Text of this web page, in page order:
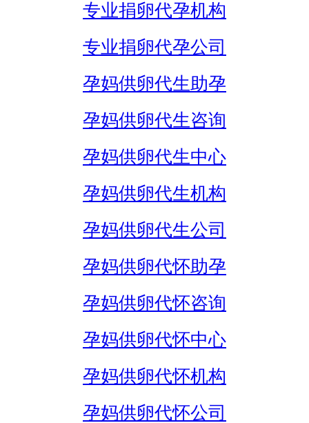
专业捐卵代孕机构
专业捐卵代孕公司
孕妈供卵代生助孕
孕妈供卵代生咨询
孕妈供卵代生中心
孕妈供卵代生机构
孕妈供卵代生公司
孕妈供卵代怀助孕
孕妈供卵代怀咨询
孕妈供卵代怀中心
孕妈供卵代怀机构
孕妈供卵代怀公司